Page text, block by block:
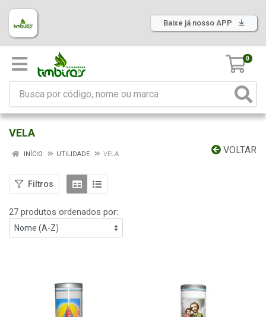
Baixe já nosso APP
0
VELA
VOLTAR
INÍCIO UTILIDADE VELA
Filtros
27 produtos ordenados por: